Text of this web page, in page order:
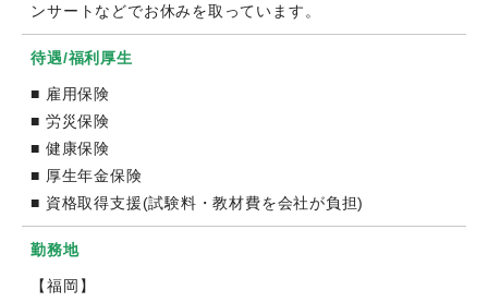
ンサートなどでお休みを取っています。
待遇/福利厚生
■ 雇用保険
■ 労災保険
■ 健康保険
■ 厚生年金保険
■ 資格取得支援(試験料・教材費を会社が負担)
勤務地
【福岡】